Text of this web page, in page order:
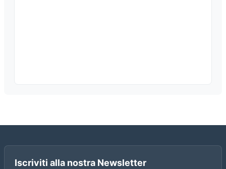
Iscriviti alla nostra Newsletter